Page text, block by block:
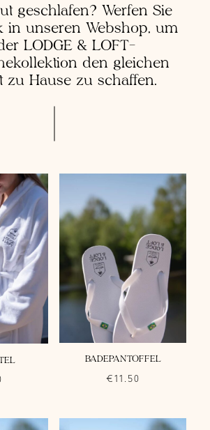
geschlafen? Werfen Sie
in unseren Webshop, um
LODGE & LOFT-
den gleichen
zu Hause zu schaffen.
BADEPANTOFFEL
€11.50